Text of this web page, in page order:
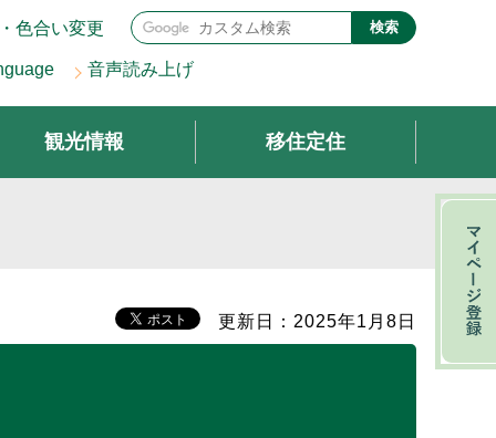
色合い変更
音声読み上げ
検索
観光情報 移住定住
更新日：2025年1月8日